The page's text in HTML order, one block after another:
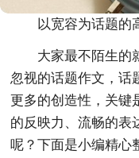
以宽容为话题的
大家最不陌生的
忽视的话题作文，话
更多的创造性，关键
的反映力、流畅的表
呢？下面是小编精心